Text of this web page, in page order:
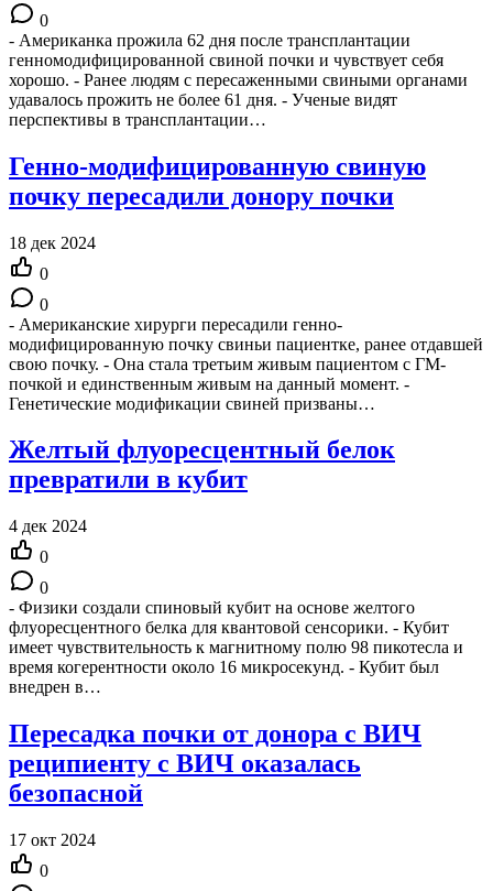
0
- Американка прожила 62 дня после трансплантации
генномодифицированной свиной почки и чувствует себя
хорошо. - Ранее людям с пересаженными свиными органами
удавалось прожить не более 61 дня. - Ученые видят
перспективы в трансплантации…
Генно-модифицированную свиную
почку пересадили донору почки
18 дек 2024
0
0
- Американские хирурги пересадили генно-
модифицированную почку свиньи пациентке, ранее отдавшей
свою почку. - Она стала третьим живым пациентом с ГМ-
почкой и единственным живым на данный момент. -
Генетические модификации свиней призваны…
Желтый флуоресцентный белок
превратили в кубит
4 дек 2024
0
0
- Физики создали спиновый кубит на основе желтого
флуоресцентного белка для квантовой сенсорики. - Кубит
имеет чувствительность к магнитному полю 98 пикотесла и
время когерентности около 16 микросекунд. - Кубит был
внедрен в…
Пересадка почки от донора с ВИЧ
реципиенту с ВИЧ оказалась
безопасной
17 окт 2024
0